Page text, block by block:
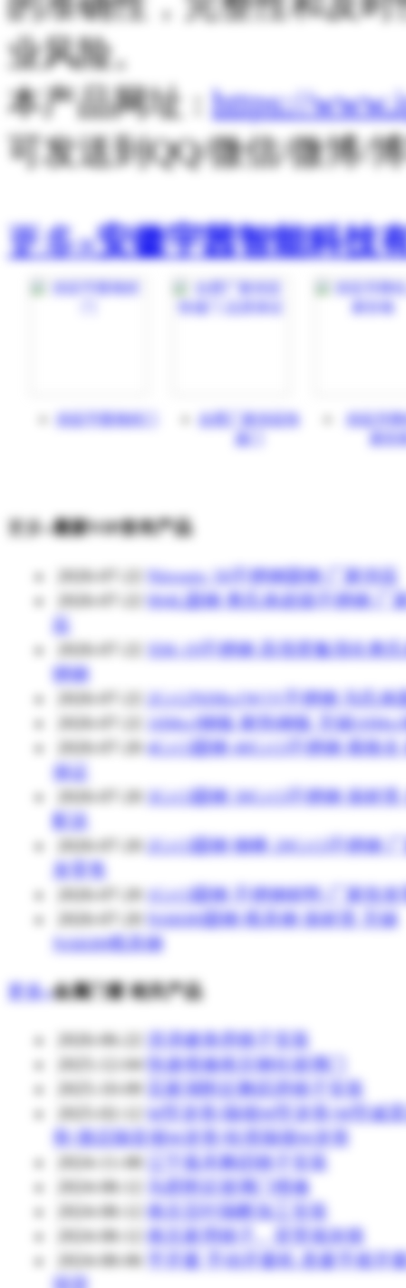
业风险。
本产品网址 :https://
可发送到QQ/微信/微博/
更多»安徽宇茜智能科技
供应宇茜堆积门
合肥厂家供应快
供应升
更多»最新VIP发布产品
Nitronic 50不锈钢圆钢 厂家供应
904L圆钢 奥氏体超级不锈钢 厂
应
XM-19不锈钢 高强度氮强化奥
锈钢
2Cr12NiMo1W1V不锈钢 马氏体
16Mo3钢板 耐热钢板 无锡
4Cr13圆钢 40Cr13不锈钢 规格全
保证
3Cr13圆钢 30Cr13不锈钢 保材质
配送
2Cr13圆钢 钢棒 20Cr13不锈钢
发零售
1Cr13圆钢 不锈钢材料 厂家批发
NAK80圆钢 模具钢 保材质 无锡
NAK80模具钢
更多»金属门窗 相关产品
2026-06-22
洪泽健身房镜子安装
2025-12-04
快速维修南京钢化玻璃门
百家湖附近舞蹈房镜子安装
M型龙骨/隔墙M型龙骨/M型减
骨/酒店隔音墙M龙骨/轻质隔墙M龙骨
2024-11-08
江宁嘉禾舞蹈镜子安装
2024-08-12
马群附近玻璃门维修
2024-08-12
南京百叶隔断加工安装
2024-08-12
南京家用镜子、背景墙灰镜
2024-08-06
平开窗 手动开窗机 悬窗手摇开